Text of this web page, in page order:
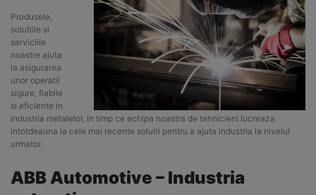
Produsele,
solutiile si
serviciile
noastre ajuta
la asigurarea
unor operatii
sigure, fiabile
si eficiente in
industria metalelor, in timp ce echipa noastra de tehnicieni lucreaza
intotdeauna la cele mai recente solutii pentru a ajuta industria la nivelul
urmator.
ABB Automotive – Industria